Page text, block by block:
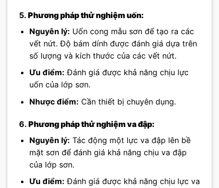
5. Phương pháp thử nghiệm uốn:
Nguyên lý: Uốn cong mẫu sơn để tạo ra các
vết nứt. Độ bám dính được đánh giá dựa trên
số lượng và kích thước của các vết nứt.
Ưu điểm: Đánh giá được khả năng chịu lực
uốn của lớp sơn.
Nhược điểm: Cần thiết bị chuyên dụng.
6. Phương pháp thử nghiệm va đập:
Nguyên lý: Tác động một lực va đập lên bề
mặt sơn để đánh giá khả năng chịu va đập
của lớp sơn.
Ưu điểm: Đánh giá được khả năng chịu lực va